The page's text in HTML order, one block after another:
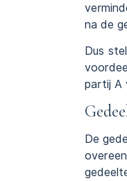
na de
Dus
partij A
De